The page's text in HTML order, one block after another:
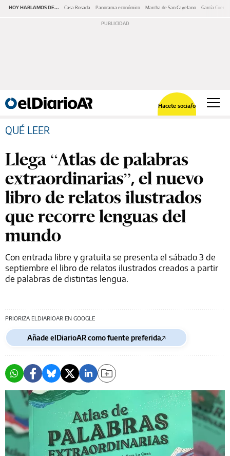
HOY HABLAMOS DE... Casa Rosada Panorama económico Marcha de San Cayetano García Cuerva
Hacete socia/o
QUÉ LEER
Llega “Atlas de palabras
extraordinarias”, el nuevo
libro de relatos ilustrados
que recorre lenguas del
mundo
Con entrada libre y gratuita se presenta el sábado 3 de
septiembre el libro de relatos ilustrados creados a partir
de palabras de distintas lengua.
PRIORIZA ELDIARIOAR EN GOOGLE
Añade elDiarioAR como fuente preferida